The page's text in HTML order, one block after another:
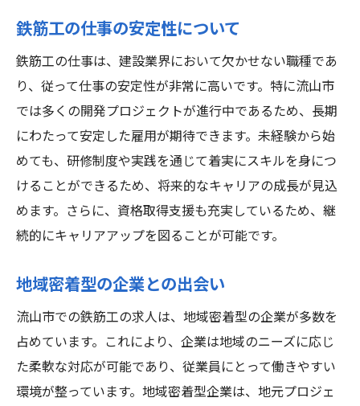
鉄筋工の仕事の安定性について
鉄筋工の仕事は、建設業界において欠かせない職種であ
り、従って仕事の安定性が非常に高いです。特に流山市
では多くの開発プロジェクトが進行中であるため、長期
にわたって安定した雇用が期待できます。未経験から始
めても、研修制度や実践を通じて着実にスキルを身につ
けることができるため、将来的なキャリアの成長が見込
めます。さらに、資格取得支援も充実しているため、継
続的にキャリアアップを図ることが可能です。
地域密着型の企業との出会い
流山市での鉄筋工の求人は、地域密着型の企業が多数を
占めています。これにより、企業は地域のニーズに応じ
た柔軟な対応が可能であり、従業員にとって働きやすい
環境が整っています。地域密着型企業は、地元プロジェ